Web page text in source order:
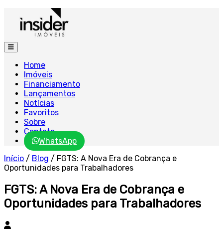
Home
Imóveis
Financiamento
Lançamentos
Notícias
Favoritos
Sobre
Contato
WhatsApp
Início / Blog / FGTS: A Nova Era de Cobrança e
Oportunidades para Trabalhadores
FGTS: A Nova Era de Cobrança e
Oportunidades para Trabalhadores